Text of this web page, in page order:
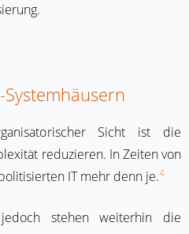
Sicht ist die
reduzieren. In Zeiten von
IT mehr denn je.4
stehen weiterhin die